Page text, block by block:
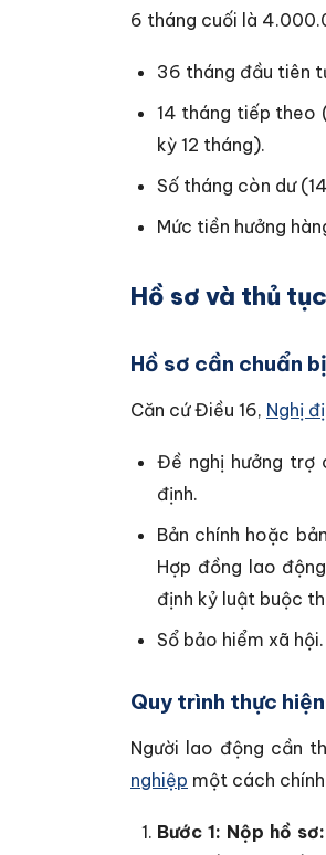
6 tháng cuối là
36 tháng đầu tiên
14 tháng tiếp theo
kỳ 12 tháng).
Số tháng còn dư
Mức tiền hưởng
Hồ sơ và thủ
Hồ sơ cần chuẩn bị
Căn cứ Điều 16, Nghị
Đề nghị hưởng trợ
định.
Bản chính hoặc
Hợp đồng lao
định kỷ luật buộc
Sổ bảo hiểm xã hội.
Quy trình thực hiện
Người lao động cần
nghiệp một cách
Bước 1: Nộp hồ sơ: